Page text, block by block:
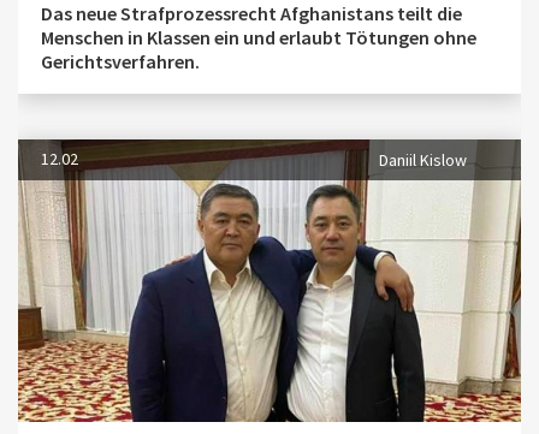
Das neue Strafprozessrecht Afghanistans teilt die
Menschen in Klassen ein und erlaubt Tötungen ohne
Gerichtsverfahren.
12.02 Daniil Kislow